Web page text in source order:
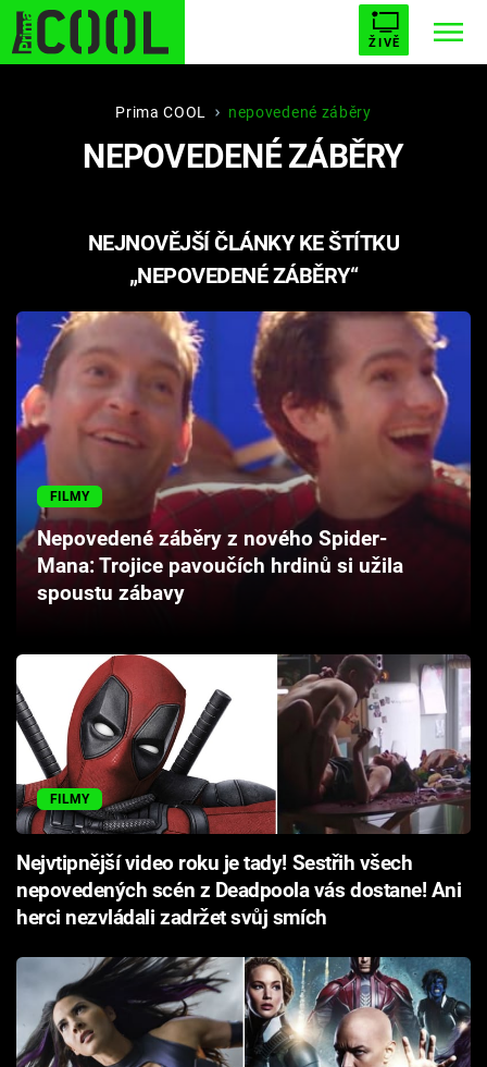
ŽIVĚ
STARHOUSE BUFFY, PŘEMOŽITELKA UPÍRŮ
PLNEJ KOTEL AVENGERS 5
Filmy
Seriály
Hry
Cool Esport
Pořady
Sledujte prima+
Přihlášení
Sledujte nás
Prima COOL nepovedené záběry
NEPOVEDENÉ ZÁBĚRY
NEJNOVĚJŠÍ ČLÁNKY KE ŠTÍTKU
„NEPOVEDENÉ ZÁBĚRY“
FILMY
Nepovedené záběry z nového Spider-
Mana: Trojice pavoučích hrdinů si užila
spoustu zábavy
FILMY
Nejvtipnější video roku je tady! Sestřih všech
nepovedených scén z Deadpoola vás dostane! Ani
herci nezvládali zadržet svůj smích